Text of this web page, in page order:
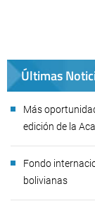
Últimas
Más
edición de la
Fondo
bolivianas